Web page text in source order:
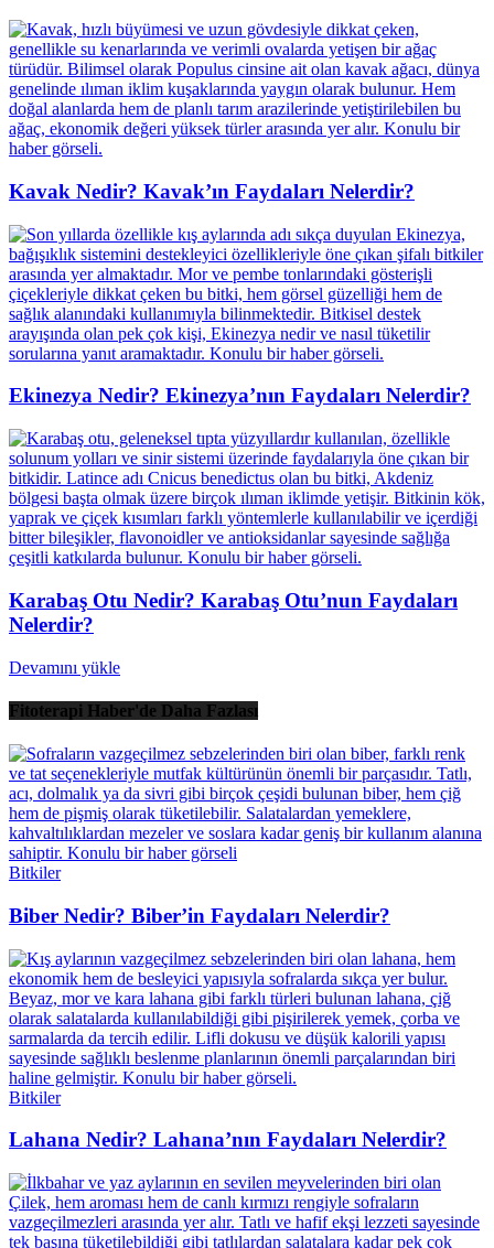
Kavak Nedir? Kavak’ın Faydaları Nelerdir?
Ekinezya Nedir? Ekinezya’nın Faydaları Nelerdir?
Karabaş Otu Nedir? Karabaş Otu’nun Faydaları
Nelerdir?
Devamını yükle
Fitoterapi Haber'de Daha Fazlası
Bitkiler
Biber Nedir? Biber’in Faydaları Nelerdir?
Bitkiler
Lahana Nedir? Lahana’nın Faydaları Nelerdir?